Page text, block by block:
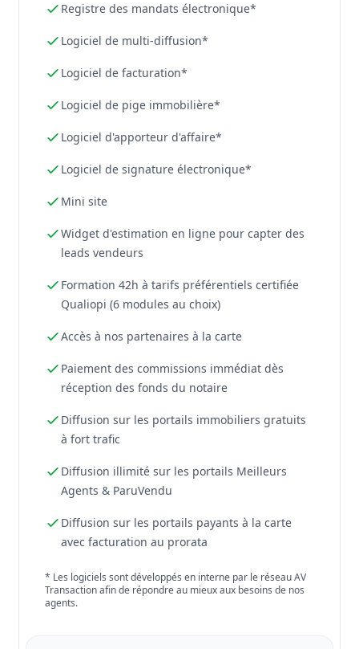
Registre des mandats électronique*
Logiciel de multi-diffusion*
Logiciel de facturation*
Logiciel de pige immobilière*
Logiciel d'apporteur d'affaire*
Logiciel de signature électronique*
Mini site
Widget d'estimation en ligne pour capter des
leads vendeurs
Formation 42h à tarifs préférentiels certifiée
Qualiopi (6 modules au choix)
Accès à nos partenaires à la carte
Paiement des commissions immédiat dès
réception des fonds du notaire
Diffusion sur les portails immobiliers gratuits
à fort trafic
Diffusion illimité sur les portails Meilleurs
Agents & ParuVendu
Diffusion sur les portails payants à la carte
avec facturation au prorata
* Les logiciels sont développés en interne par le réseau AV
Transaction afin de répondre au mieux aux besoins de nos
agents.